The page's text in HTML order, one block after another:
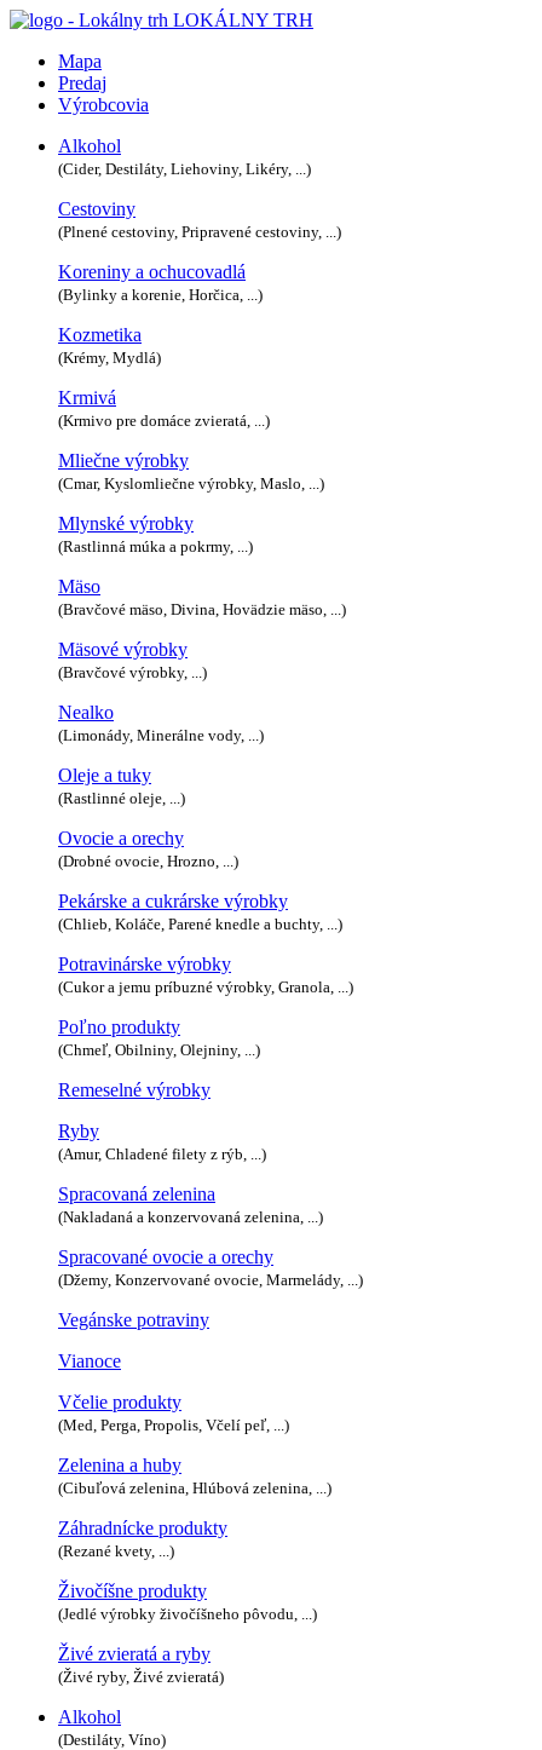
LOKÁLNY TRH
Mapa
Predaj
Výrobcovia
Alkohol
(Cider, Destiláty, Liehoviny, Likéry, ...)
Cestoviny
(Plnené cestoviny, Pripravené cestoviny, ...)
Koreniny a ochucovadlá
(Bylinky a korenie, Horčica, ...)
Kozmetika
(Krémy, Mydlá)
Krmivá
(Krmivo pre domáce zvieratá, ...)
Mliečne výrobky
(Cmar, Kyslomliečne výrobky, Maslo, ...)
Mlynské výrobky
(Rastlinná múka a pokrmy, ...)
Mäso
(Bravčové mäso, Divina, Hovädzie mäso, ...)
Mäsové výrobky
(Bravčové výrobky, ...)
Nealko
(Limonády, Minerálne vody, ...)
Oleje a tuky
(Rastlinné oleje, ...)
Ovocie a orechy
(Drobné ovocie, Hrozno, ...)
Pekárske a cukrárske výrobky
(Chlieb, Koláče, Parené knedle a buchty, ...)
Potravinárske výrobky
(Cukor a jemu príbuzné výrobky, Granola, ...)
Poľno produkty
(Chmeľ, Obilniny, Olejniny, ...)
Remeselné výrobky
Ryby
(Amur, Chladené filety z rýb, ...)
Spracovaná zelenina
(Nakladaná a konzervovaná zelenina, ...)
Spracované ovocie a orechy
(Džemy, Konzervované ovocie, Marmelády, ...)
Vegánske potraviny
Vianoce
Včelie produkty
(Med, Perga, Propolis, Včelí peľ, ...)
Zelenina a huby
(Cibuľová zelenina, Hlúbová zelenina, ...)
Záhradnícke produkty
(Rezané kvety, ...)
Živočíšne produkty
(Jedlé výrobky živočíšneho pôvodu, ...)
Živé zvieratá a ryby
(Živé ryby, Živé zvieratá)
Alkohol
(Destiláty, Víno)